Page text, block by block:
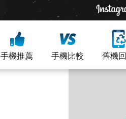
手機推薦 手機比較 舊機